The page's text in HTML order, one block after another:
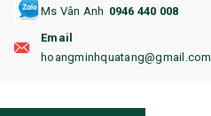
18. ẤM CHÉN QUÀ TẶNG
19. ĐỒNG HỒ TREO TƯỜNG
Ms Vân Anh 0946 440 008
Email
hoangminhquatang@gmail.com